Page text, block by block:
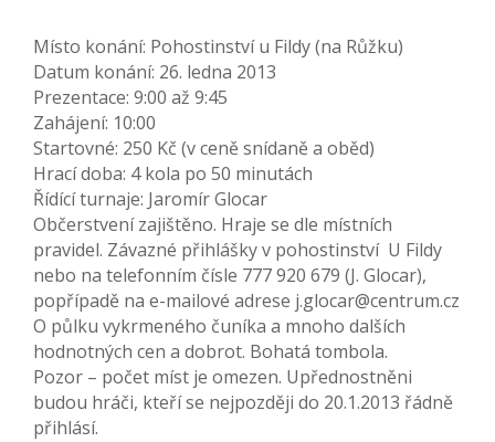
Místo konání: Pohostinství u Fildy (na Růžku)
Datum konání: 26. ledna 2013
Prezentace: 9:00 až 9:45
Zahájení: 10:00
Startovné: 250 Kč (v ceně snídaně a oběd)
Hrací doba: 4 kola po 50 minutách
Řídící turnaje: Jaromír Glocar
Občerstvení zajištěno. Hraje se dle místních
pravidel. Závazné přihlášky v pohostinství U Fildy
nebo na telefonním čísle 777 920 679 (J. Glocar),
popřípadě na e-mailové adrese j.glocar@centrum.cz
O půlku vykrmeného čuníka a mnoho dalších
hodnotných cen a dobrot. Bohatá tombola.
Pozor – počet míst je omezen. Upřednostněni
budou hráči, kteří se nejpozději do 20.1.2013 řádně
přihlásí.